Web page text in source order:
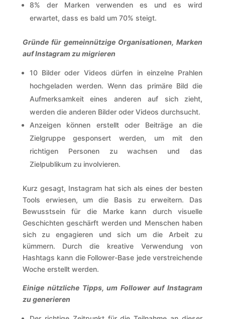
8% der Marken verwenden es und es wird
erwartet, dass es bald um 70% steigt.
Gründe für gemeinnützige Organisationen, Marken
auf Instagram zu migrieren
10 Bilder oder Videos dürfen in einzelne Prahlen
hochgeladen werden. Wenn das primäre Bild die
Aufmerksamkeit eines anderen auf sich zieht,
werden die anderen Bilder oder Videos durchsucht.
Anzeigen können erstellt oder Beiträge an die
Zielgruppe gesponsert werden, um mit den
richtigen Personen zu wachsen und das
Zielpublikum zu involvieren.
Kurz gesagt, Instagram hat sich als eines der besten
Tools erwiesen, um die Basis zu erweitern. Das
Bewusstsein für die Marke kann durch visuelle
Geschichten geschärft werden und Menschen haben
sich zu engagieren und sich um die Arbeit zu
kümmern. Durch die kreative Verwendung von
Hashtags kann die Follower-Base jede verstreichende
Woche erstellt werden.
Einige nützliche Tipps, um Follower auf Instagram
zu generieren